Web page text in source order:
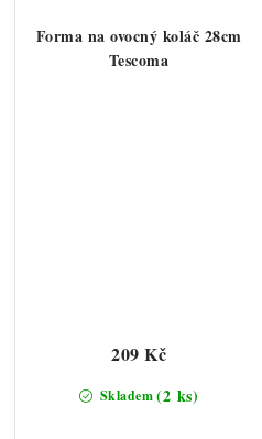
Forma na ovocný koláč 28cm
Tescoma
Skladem(2 ks)
209 Kč